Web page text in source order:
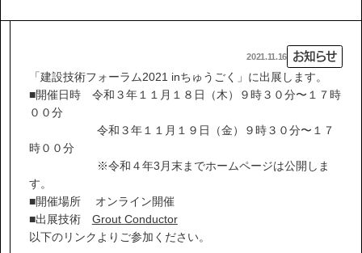
事業内容
技術情報
企業情報
IR情報
サステナビリティ
2021.11.16 お知らせ
「建設技術フォーラム2021 inちゅうごく」に出展します。
■開催日時 令和３年１１月１８日（木）９時３０分〜１７時
００分
令和３年１１月１９日（金）９時３０分〜１７
時００分
※令和４年3月末までホームページは公開しま
す。
■開催場所 オンライン開催
■出展技術 Grout Conductor
以下のリンクよりご参加ください。